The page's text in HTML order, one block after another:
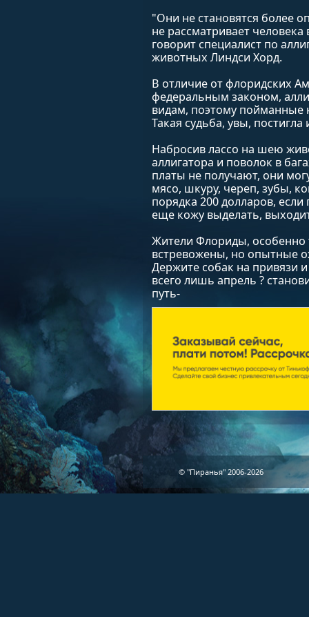
"Они не становятся более
не рассматривает человека
говорит специалист по
животных Линдси Хорд.
В отличие от флоридских
федеральным законом,
видам, поэтому
Такая судьба, увы,
Набросив лассо на шею
аллигатора и поволок в
платы не получают, они
мясо, шкуру, череп, зубы,
порядка 200 долларов,
еще кожу выделать,
Жители Флориды, особенно
встревожены, но опытные
Держите собак на привязи
всего лишь апрель ?
путь-
© "Пиранья" 2006-2026